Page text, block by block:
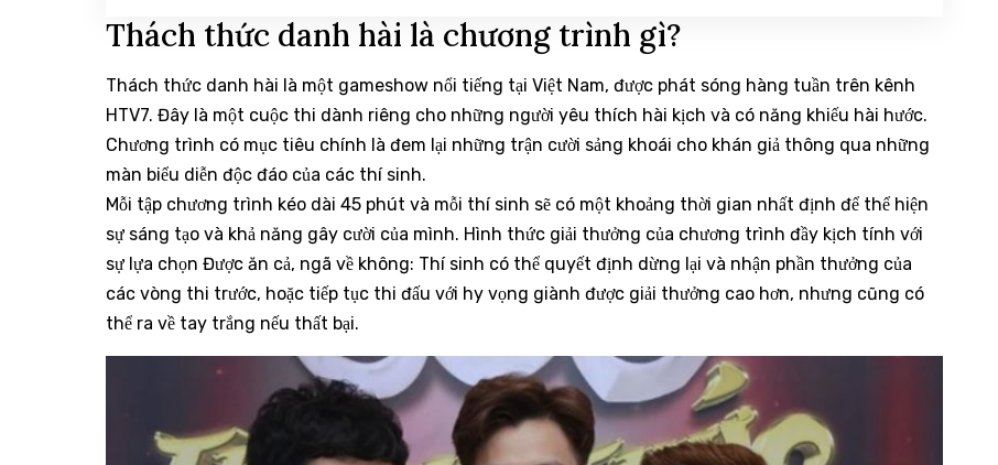
Thách thức danh hài là chương trình gì?
Thách thức danh hài là một gameshow nổi tiếng tại Việt Nam, được phát sóng hàng tuần trên kênh
HTV7. Đây là một cuộc thi dành riêng cho những người yêu thích hài kịch và có năng khiếu hài hước.
Chương trình có mục tiêu chính là đem lại những trận cười sảng khoái cho khán giả thông qua những
màn biểu diễn độc đáo của các thí sinh.
Mỗi tập chương trình kéo dài 45 phút và mỗi thí sinh sẽ có một khoảng thời gian nhất định để thể hiện
sự sáng tạo và khả năng gây cười của mình. Hình thức giải thưởng của chương trình đầy kịch tính với
sự lựa chọn Được ăn cả, ngã về không: Thí sinh có thể quyết định dừng lại và nhận phần thưởng của
các vòng thi trước, hoặc tiếp tục thi đấu với hy vọng giành được giải thưởng cao hơn, nhưng cũng có
thể ra về tay trắng nếu thất bại.